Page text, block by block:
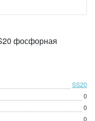
фосфорная
SS20
0
0
0